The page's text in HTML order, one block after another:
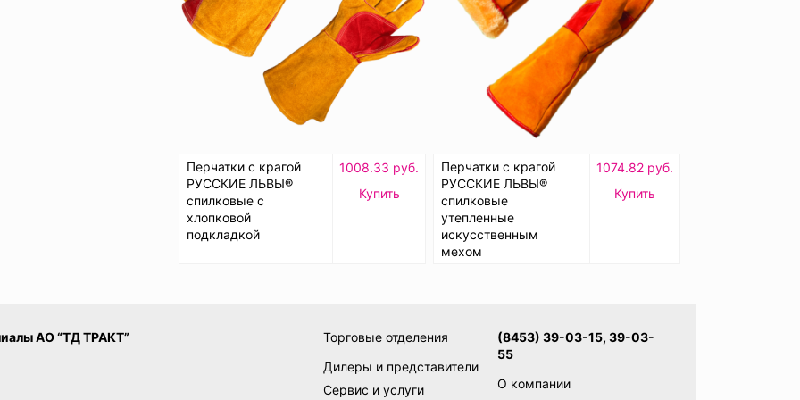
Перчатки с крагой
РУССКИЕ ЛЬВЫ®
спилковые с
хлопковой
подкладкой
1008.33 руб.
Купить
Перчатки с крагой
РУССКИЕ ЛЬВЫ®
спилковые
утепленные
искусственным
мехом
1074.82 руб.
Купить
АО “ТД ТРАКТ”
Торговые отделения
Дилеры и представители
Сервис и услуги
(8453) 39-03-15, 39-03-
55
О компании